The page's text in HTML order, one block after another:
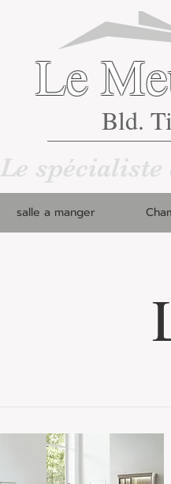
Le
Bld.
Le
salle a manger